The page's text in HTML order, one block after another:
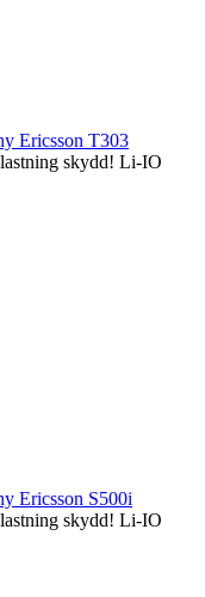
Ericsson T303
skydd! Li-IO
Ericsson S500i
skydd! Li-IO